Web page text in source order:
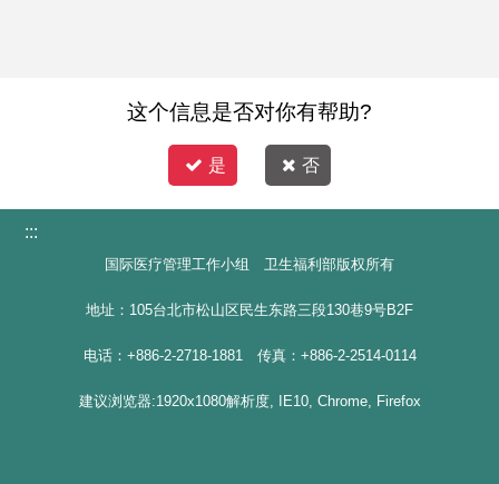
这个信息是否对你有帮助?
是 否
:::
国际医疗管理工作小组 卫生福利部版权所有
地址：105台北市松山区民生东路三段130巷9号B2F
电话：+886-2-2718-1881 传真：+886-2-2514-0114
建议浏览器:1920x1080解析度, IE10, Chrome, Firefox